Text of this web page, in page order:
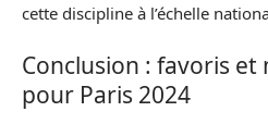
cette discipline à l’échelle
Conclusion : favoris et
pour Paris 2024